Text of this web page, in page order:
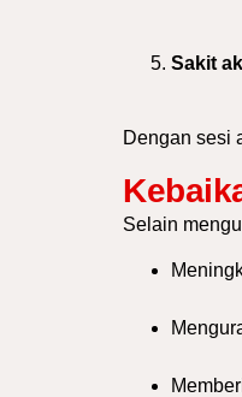
Sakit
Dengan sesi
Selain